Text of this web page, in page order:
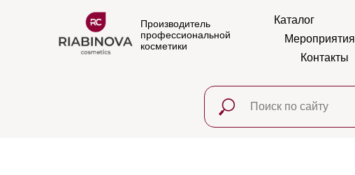
Производитель
профессиональной
косметики
Каталог
Контакты
Мероприятия